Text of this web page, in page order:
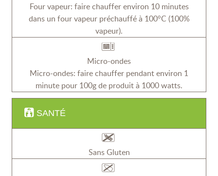
Four vapeur: faire chauffer environ 10 minutes
dans un four vapeur préchauffé à 100°C (100%
vapeur).
Micro-ondes
Micro-ondes: faire chauffer pendant environ 1
minute pour 100g de produit à 1000 watts.
SANTÉ
Sans Gluten